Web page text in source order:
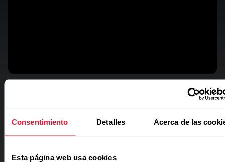
Consentimiento Detalles Acerca de las
Esta página web usa cookies
Entrenamiento de nivel profesional en
Desde fuerza y cardio hasta deportes de equipo y mucho